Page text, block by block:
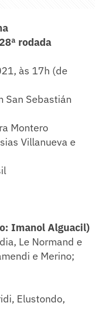
rodada
às 17h (de
San Sebastián
Montero
Villanueva e
Imanol Alguacil)
Le Normand e
e Merino;
Elustondo,